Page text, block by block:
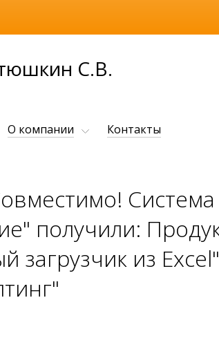
С.В.
О компании Контакты
получили:
загрузчик из